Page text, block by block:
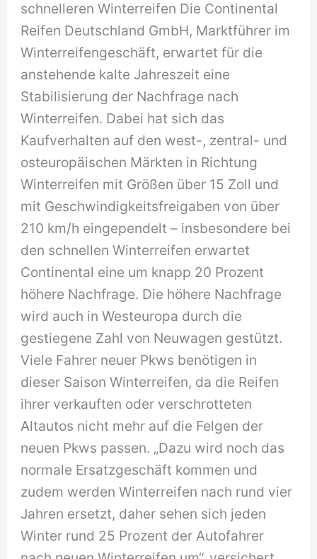
schnelleren Winterreifen Die Continental
Reifen Deutschland GmbH, Marktführer im
Winterreifengeschäft, erwartet für die
anstehende kalte Jahreszeit eine
Stabilisierung der Nachfrage nach
Winterreifen. Dabei hat sich das
Kaufverhalten auf den west-, zentral- und
osteuropäischen Märkten in Richtung
Winterreifen mit Größen über 15 Zoll und
mit Geschwindigkeitsfreigaben von über
210 km/h eingependelt – insbesondere bei
den schnellen Winterreifen erwartet
Continental eine um knapp 20 Prozent
höhere Nachfrage. Die höhere Nachfrage
wird auch in Westeuropa durch die
gestiegene Zahl von Neuwagen gestützt.
Viele Fahrer neuer Pkws benötigen in
dieser Saison Winterreifen, da die Reifen
ihrer verkauften oder verschrotteten
Altautos nicht mehr auf die Felgen der
neuen Pkws passen. „Dazu wird noch das
normale Ersatzgeschäft kommen und
zudem werden Winterreifen nach rund vier
Jahren ersetzt, daher sehen sich jeden
Winter rund 25 Prozent der Autofahrer